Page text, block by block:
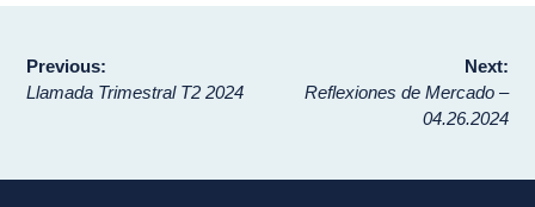
Navegación
Previous:
Llamada Trimestral T2 2024
Next:
Reflexiones de Mercado –
04.26.2024